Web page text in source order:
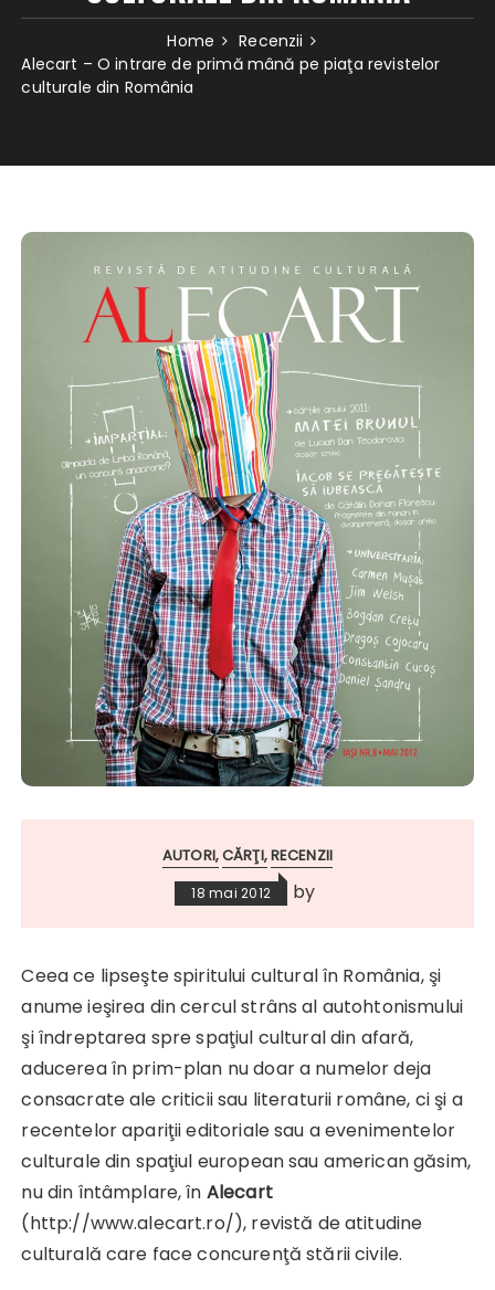
Home
Recenzii
Alecart – O intrare de primă mână pe piaţa revistelor
culturale din România
AUTORI CĂRŢI RECENZII
18 mai 2012 by
Ceea ce lipseşte spiritului cultural în România, şi
anume ieşirea din cercul strâns al autohtonismului
şi îndreptarea spre spaţiul cultural din afară,
aducerea în prim-plan nu doar a numelor deja
consacrate ale criticii sau literaturii române, ci şi a
recentelor apariţii editoriale sau a evenimentelor
culturale din spaţiul european sau american găsim,
nu din întâmplare, în Alecart
(http://www.alecart.ro/), revistă de atitudine
culturală care face concurenţă stării civile.